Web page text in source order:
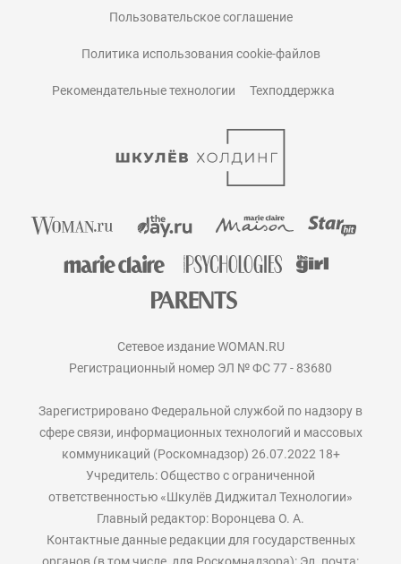
Пользовательское соглашение
Политика использования cookie-файлов
Рекомендательные технологии Техподдержка
Сетевое издание WOMAN.RU
Регистрационный номер ЭЛ № ФС 77 - 83680
Зарегистрировано Федеральной службой по надзору в
сфере связи, информационных технологий и массовых
коммуникаций (Роскомнадзор) 26.07.2022 18+
Учредитель: Общество с ограниченной
ответственностью «Шкулёв Диджитал Технологии»
Главный редактор: Воронцева О. А.
Контактные данные редакции для государственных